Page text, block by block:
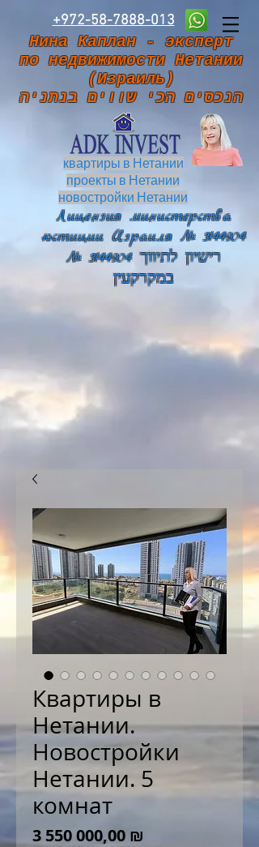
+972-58-7888-013
квартиры в Нетании
проекты в Нетании
новостройки Нетании
Лицензия министерства
юстиции Израиля №3144904
№ 3144904 רישיון לתיווך
במקרקעין
Нина Каплан - эксперт
по недвижимости Нетании
(Израиль)
הנכסים הכי שווים בנתניה
Квартиры в
Нетании.
Новостройки
Нетании. 5
комнат
3 550 000,00 ₪